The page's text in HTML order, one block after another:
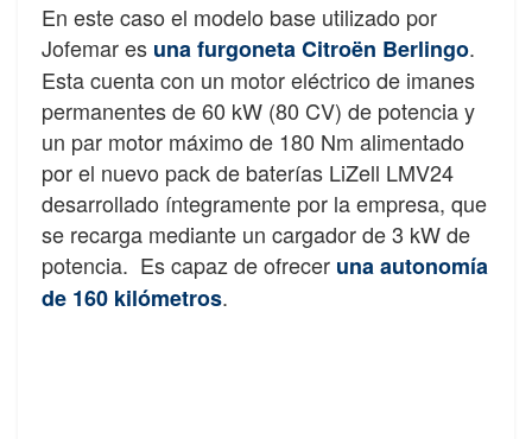
En este caso el modelo base utilizado por
Jofemar es una furgoneta Citroën Berlingo.
Esta cuenta con un motor eléctrico de imanes
permanentes de 60 kW (80 CV) de potencia y
un par motor máximo de 180 Nm alimentado
por el nuevo pack de baterías LiZell LMV24
desarrollado íntegramente por la empresa, que
se recarga mediante un cargador de 3 kW de
potencia. Es capaz de ofrecer una autonomía
de 160 kilómetros.